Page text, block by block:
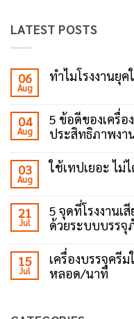
LATEST POSTS
06
Aug
ทำไมโรงงานยุ
ทำไม
โรงงาน
ถึง
เลือก
ปิด
เทป
กาว?
04
Aug
5 ข้อดีของเครื่อ
ประสิทธิภาพงา
Comments
on
เครื่อง
ปิด
เทป
ตัว
ช่วย
เพิ่ม
03
Aug
ใช้เทปเยอะ ไม่
ใช้
เทป
ได้
แปล
ว่า
21
Jul
5 จุดที่โรงงานเ
ด้วยระบบบรร
Comments
on
5
จุด
เสีย
15
Jul
เครื่องบรรจุครี
หลอด/นาที